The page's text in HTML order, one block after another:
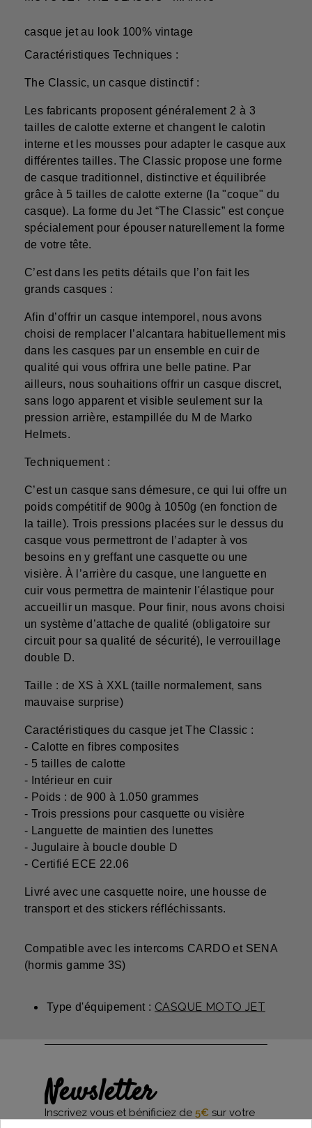
casque jet au look 100% vintage
Caractéristiques Techniques :
The Classic, un casque distinctif :
Les fabricants proposent généralement 2 à 3
tailles de calotte externe et changent le calotin
interne et les mousses pour adapter le casque aux
différentes tailles. The Classic propose une forme
de casque traditionnel, distinctive et équilibrée
grâce à 5 tailles de calotte externe (la "coque" du
casque). La forme du Jet “The Classic” est conçue
spécialement pour épouser naturellement la forme
de votre tête.
C’est dans les petits détails que l’on fait les
grands casques :
Afin d’offrir un casque intemporel, nous avons
choisi de remplacer l’alcantara habituellement mis
dans les casques par un ensemble en cuir de
qualité qui vous offrira une belle patine. Par
ailleurs, nous souhaitions offrir un casque discret,
sans logo apparent et visible seulement sur la
pression arrière, estampillée du M de Marko
Helmets.
Techniquement :
C’est un casque sans démesure, ce qui lui offre un
poids compétitif de 900g à 1050g (en fonction de
la taille). Trois pressions placées sur le dessus du
casque vous permettront de l’adapter à vos
besoins en y greffant une casquette ou une
visière. À l’arrière du casque, une languette en
cuir vous permettra de maintenir l'élastique pour
accueillir un masque. Pour finir, nous avons choisi
un système d’attache de qualité (obligatoire sur
circuit pour sa qualité de sécurité), le verrouillage
double D.
Taille : de XS à XXL (taille normalement, sans
mauvaise surprise)
Caractéristiques du casque jet The Classic :
- Calotte en fibres composites
- 5 tailles de calotte
- Intérieur en cuir
- Poids : de 900 à 1.050 grammes
- Trois pressions pour casquette ou visière
- Languette de maintien des lunettes
- Jugulaire à boucle double D
- Certifié ECE 22.06
Livré avec une casquette noire, une housse de
transport et des stickers réfléchissants.
Compatible avec les intercoms CARDO et SENA
(hormis gamme 3S)
Type d'équipement : CASQUE MOTO JET
Newsletter
Inscrivez vous et bénificiez de 5€ sur votre